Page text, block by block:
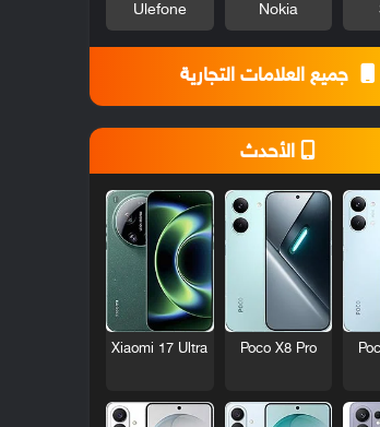
Nokia
Ulefone
جميع العلامات التجارية
الأحدث
Poco X8 Pro
Xiaomi 17 Ultra